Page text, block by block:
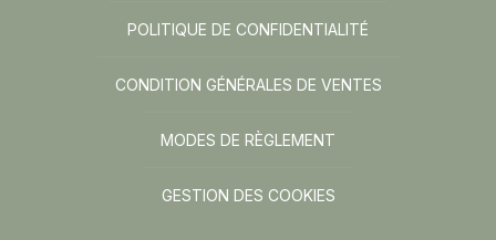
POLITIQUE DE CONFIDENTIALITÉ
CONDITION GÉNÉRALES DE VENTES
MODES DE RÈGLEMENT
GESTION DES COOKIES